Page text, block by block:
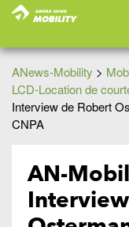
ANews-Mobility >
LCD-Location de
Interview de Robert
CNPA
AN-